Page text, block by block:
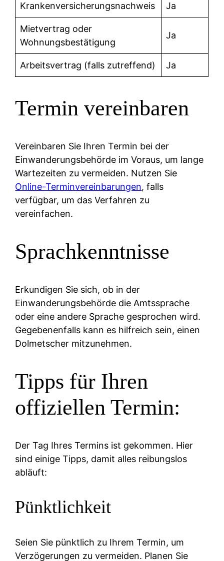
Krankenversicherungsnachweis Ja
Mietvertrag oder
Wohnungsbestätigung
Ja
Arbeitsvertrag (falls zutreffend) Ja
Termin vereinbaren
Vereinbaren Sie Ihren Termin bei der
Einwanderungsbehörde im Voraus, um lange
Wartezeiten zu vermeiden. Nutzen Sie
Online-Terminvereinbarungen, falls
verfügbar, um das Verfahren zu
vereinfachen.
Sprachkenntnisse
Erkundigen Sie sich, ob in der
Einwanderungsbehörde die Amtssprache
oder eine andere Sprache gesprochen wird.
Gegebenenfalls kann es hilfreich sein, einen
Dolmetscher mitzunehmen.
Tipps für Ihren
offiziellen Termin:
Der Tag Ihres Termins ist gekommen. Hier
sind einige Tipps, damit alles reibungslos
abläuft:
Pünktlichkeit
Seien Sie pünktlich zu Ihrem Termin, um
Verzögerungen zu vermeiden. Planen Sie